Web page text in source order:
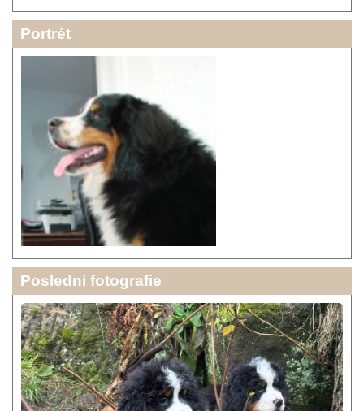
Portrét
Poslední fotografie